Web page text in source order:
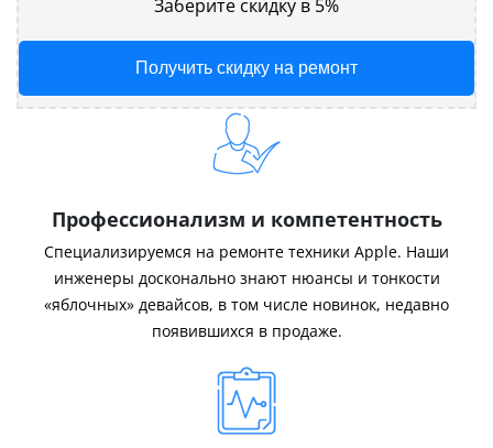
Заберите скидку в 5%
Получить скидку на ремонт
Профессионализм и компетентность
Специализируемся на ремонте техники Apple. Наши
инженеры досконально знают нюансы и тонкости
«яблочных» девайсов, в том числе новинок, недавно
появившихся в продаже.